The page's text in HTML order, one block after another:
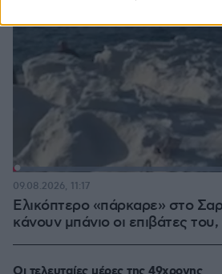
Loaded
Ελικόπτερο «πάρκαρε» στο
κάνουν μπάνιο οι επιβάτες του,
09.08.2026, 11:17